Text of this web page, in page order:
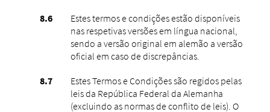
Estes termos e condições estão disponíveis
nas respetivas versões em língua nacional,
sendo a versão original em alemão a versão
oficial em caso de discrepâncias.
Estes Termos e Condições são regidos pelas
leis da República Federal da Alemanha
(excluindo as normas de conflito de leis). O